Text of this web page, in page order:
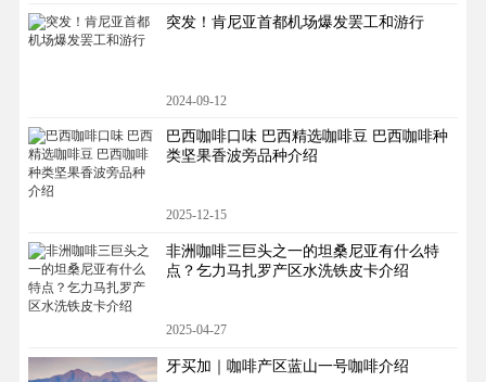
突发！肯尼亚首都机场爆发罢工和游行
2024-09-12
巴西咖啡口味 巴西精选咖啡豆 巴西咖啡种
类坚果香波旁品种介绍
2025-12-15
非洲咖啡三巨头之一的坦桑尼亚有什么特
点？乞力马扎罗产区水洗铁皮卡介绍
2025-04-27
牙买加｜咖啡产区蓝山一号咖啡介绍